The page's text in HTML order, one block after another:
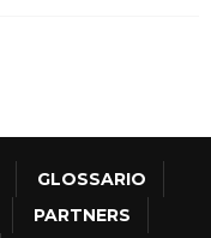
GLOSSARIO
PARTNERS